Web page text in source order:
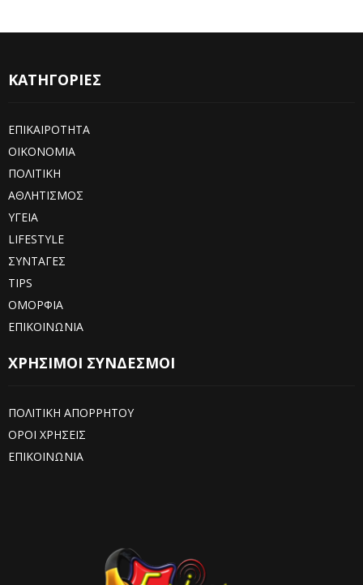
ΚΑΤΗΓΟΡΙΕΣ
ΕΠΙΚΑΙΡΟΤΗΤΑ
ΟΙΚΟΝΟΜΙΑ
ΠΟΛΙΤΙΚΗ
ΑΘΛΗΤΙΣΜΟΣ
ΥΓΕΙΑ
LIFESTYLE
ΣΥΝΤΑΓΕΣ
TIPS
ΟΜΟΡΦΙΑ
ΕΠΙΚΟΙΝΩΝΙΑ
ΧΡΗΣΙΜΟΙ ΣΥΝΔΕΣΜΟΙ
ΠΟΛΙΤΙΚΗ ΑΠΟΡΡΗΤΟΥ
ΟΡΟΙ ΧΡΗΣΕΙΣ
ΕΠΙΚΟΙΝΩΝΙΑ